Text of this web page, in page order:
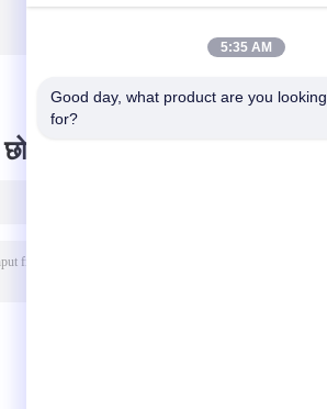
दो
5:35 AM
Good day, what product are you looking
for?